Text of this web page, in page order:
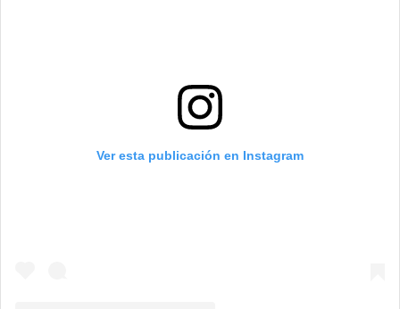
Ver esta publicación en Instagram